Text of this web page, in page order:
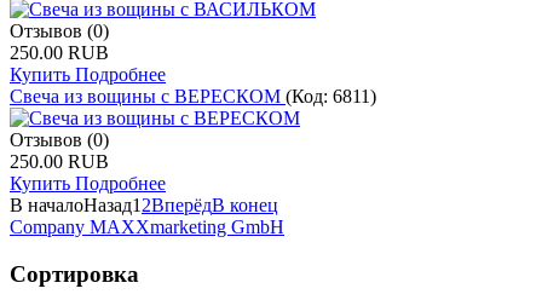
Отзывов (0)
250.00 RUB
Купить Подробнее
Свеча из вощины с ВЕРЕСКОМ (Код: 6811)
Отзывов (0)
250.00 RUB
Купить Подробнее
В началоНазад1 2ВперёдВ конец
Company MAXXmarketing GmbH
Сортировка